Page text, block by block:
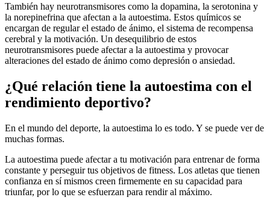
También hay neurotransmisores como la dopamina, la serotonina y
la norepinefrina que afectan a la autoestima. Estos químicos se
encargan de regular el estado de ánimo, el sistema de recompensa
cerebral y la motivación. Un desequilibrio de estos
neurotransmisores puede afectar a la autoestima y provocar
alteraciones del estado de ánimo como depresión o ansiedad.
¿Qué relación tiene la autoestima con el
rendimiento deportivo?
En el mundo del deporte, la autoestima lo es todo. Y se puede ver de
muchas formas.
La autoestima puede afectar a tu motivación para entrenar de forma
constante y perseguir tus objetivos de fitness. Los atletas que tienen
confianza en sí mismos creen firmemente en su capacidad para
triunfar, por lo que se esfuerzan para rendir al máximo.